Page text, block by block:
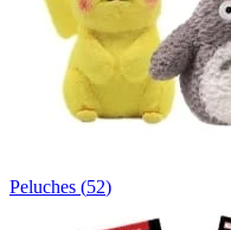
Peluches (52)